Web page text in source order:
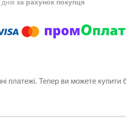
за рахунок покупця
платежі. Тепер ви можете купити